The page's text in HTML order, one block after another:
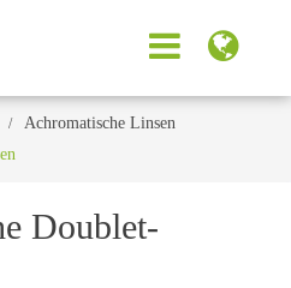
Achromatische Linsen
Doublet-